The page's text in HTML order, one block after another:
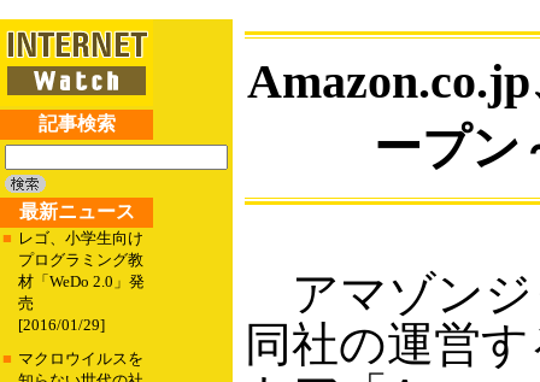
記事検索
最新ニュース
■ レゴ、小学生向け
プログラミング教
材「WeDo 2.0」発
売
[2016/01/29]
■ マクロウイルスを
ープン
アマゾンジ
同社の運営